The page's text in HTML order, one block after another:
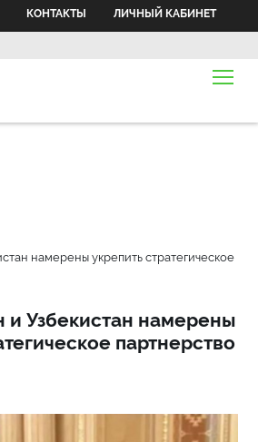
КОНТАКТЫ ЛИЧНЫЙ КАБИНЕТ
намерены укрепить стратегическое
и Узбекистан намерены
партнерство